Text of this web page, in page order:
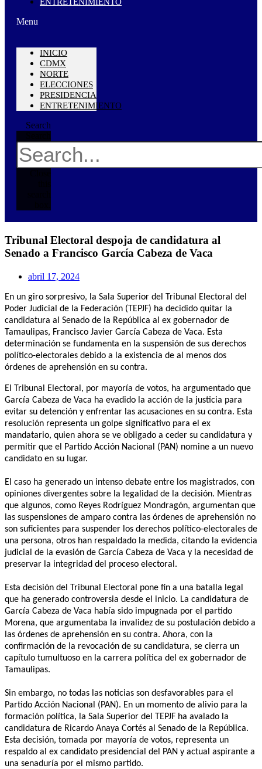
Menu
INICIO
CDMX
NORTE
ELECCIONES
PRESIDENCIA
ENTRETENIMIENTO
Search
Tribunal Electoral despoja de candidatura al
Senado a Francisco García Cabeza de Vaca
abril 17, 2024
En un giro sorpresivo, la Sala Superior del Tribunal Electoral del
Poder Judicial de la Federación (TEPJF) ha decidido quitar la
candidatura al Senado de la República al ex gobernador de
Tamaulipas, Francisco Javier García Cabeza de Vaca. Esta
determinación se fundamenta en la suspensión de sus derechos
político-electorales debido a la existencia de al menos dos
órdenes de aprehensión en su contra.
El Tribunal Electoral, por mayoría de votos, ha argumentado que
García Cabeza de Vaca ha evadido la acción de la justicia para
evitar su detención y enfrentar las acusaciones en su contra. Esta
resolución representa un golpe significativo para el ex
mandatario, quien ahora se ve obligado a ceder su candidatura y
permitir que el Partido Acción Nacional (PAN) nomine a un nuevo
candidato en su lugar.
El caso ha generado un intenso debate entre los magistrados, con
opiniones divergentes sobre la legalidad de la decisión. Mientras
que algunos, como Reyes Rodríguez Mondragón, argumentan que
las suspensiones de amparo contra las órdenes de aprehensión no
son suficientes para suspender los derechos político-electorales de
una persona, otros han respaldado la medida, citando la evidencia
judicial de la evasión de García Cabeza de Vaca y la necesidad de
preservar la integridad del proceso electoral.
Esta decisión del Tribunal Electoral pone fin a una batalla legal
que ha generado controversia desde el inicio. La candidatura de
García Cabeza de Vaca había sido impugnada por el partido
Morena, que argumentaba la invalidez de su postulación debido a
las órdenes de aprehensión en su contra. Ahora, con la
confirmación de la revocación de su candidatura, se cierra un
capítulo tumultuoso en la carrera política del ex gobernador de
Tamaulipas.
Sin embargo, no todas las noticias son desfavorables para el
Partido Acción Nacional (PAN). En un momento de alivio para la
formación política, la Sala Superior del TEPJF ha avalado la
candidatura de Ricardo Anaya Cortés al Senado de la República.
Esta decisión, tomada por mayoría de votos, representa un
respaldo al ex candidato presidencial del PAN y actual aspirante a
una senaduría por el mismo partido.